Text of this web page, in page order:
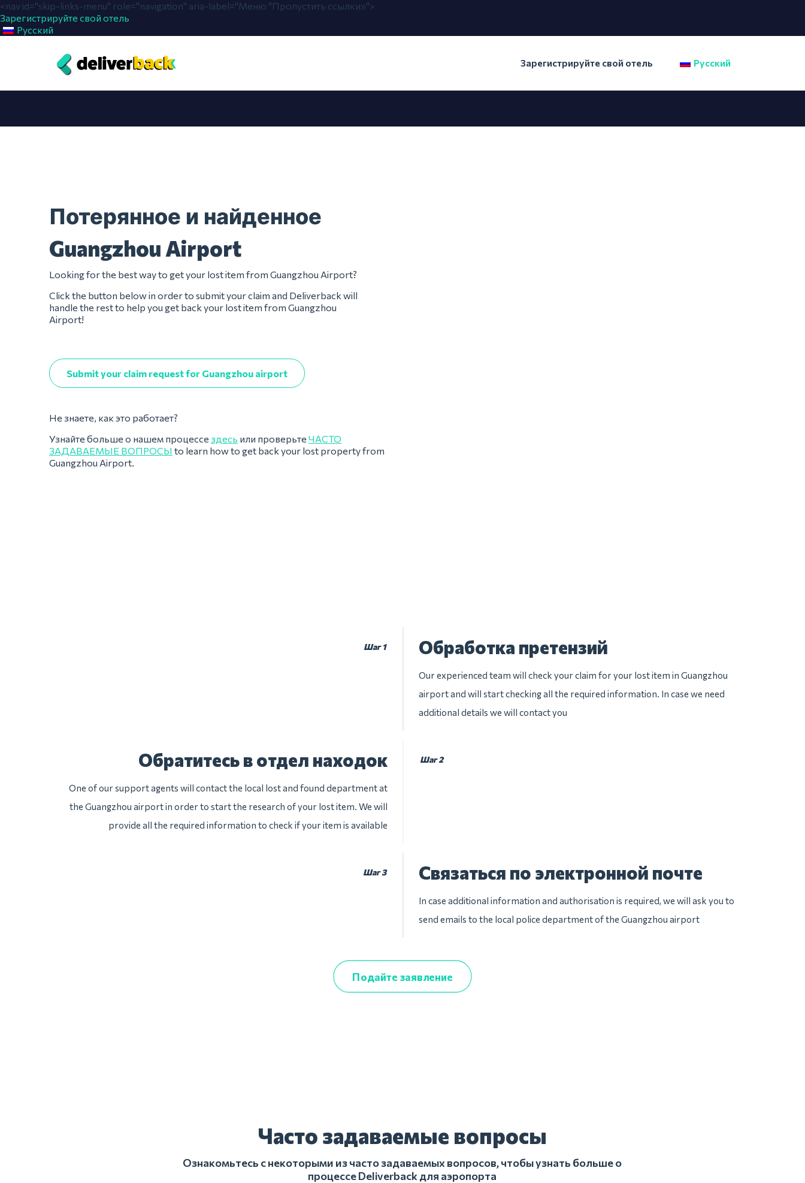
<nav id="skip-links-menu" role="navigation" aria-label="Меню "Пропустить ссылки»">
Зарегистрируйте свой отель
Русский
Зарегистрируйте свой отель Русский
Потерянное и найденное
Guangzhou Airport
Looking for the best way to get your lost item from Guangzhou Airport?
Click the button below in order to submit your claim and Deliverback will
handle the rest to help you get back your lost item from Guangzhou
Airport!
Submit your claim request for Guangzhou airport
Не знаете, как это работает?
Узнайте больше о нашем процессе здесь или проверьте ЧАСТО
ЗАДАВАЕМЫЕ ВОПРОСЫ to learn how to get back your lost property from
Guangzhou Airport.
Шаг 1 Обработка претензий
Our experienced team will check your claim for your lost item in Guangzhou
airport and will start checking all the required information. In case we need
additional details we will contact you
Шаг 2
Обратитесь в отдел находок
One of our support agents will contact the local lost and found department at
the Guangzhou airport in order to start the research of your lost item. We will
provide all the required information to check if your item is available
Шаг 3 Связаться по электронной почте
In case additional information and authorisation is required, we will ask you to
send emails to the local police department of the Guangzhou airport
Подайте заявление
Часто задаваемые вопросы
Ознакомьтесь с некоторыми из часто задаваемых вопросов, чтобы узнать больше о
процессе Deliverback для аэропорта